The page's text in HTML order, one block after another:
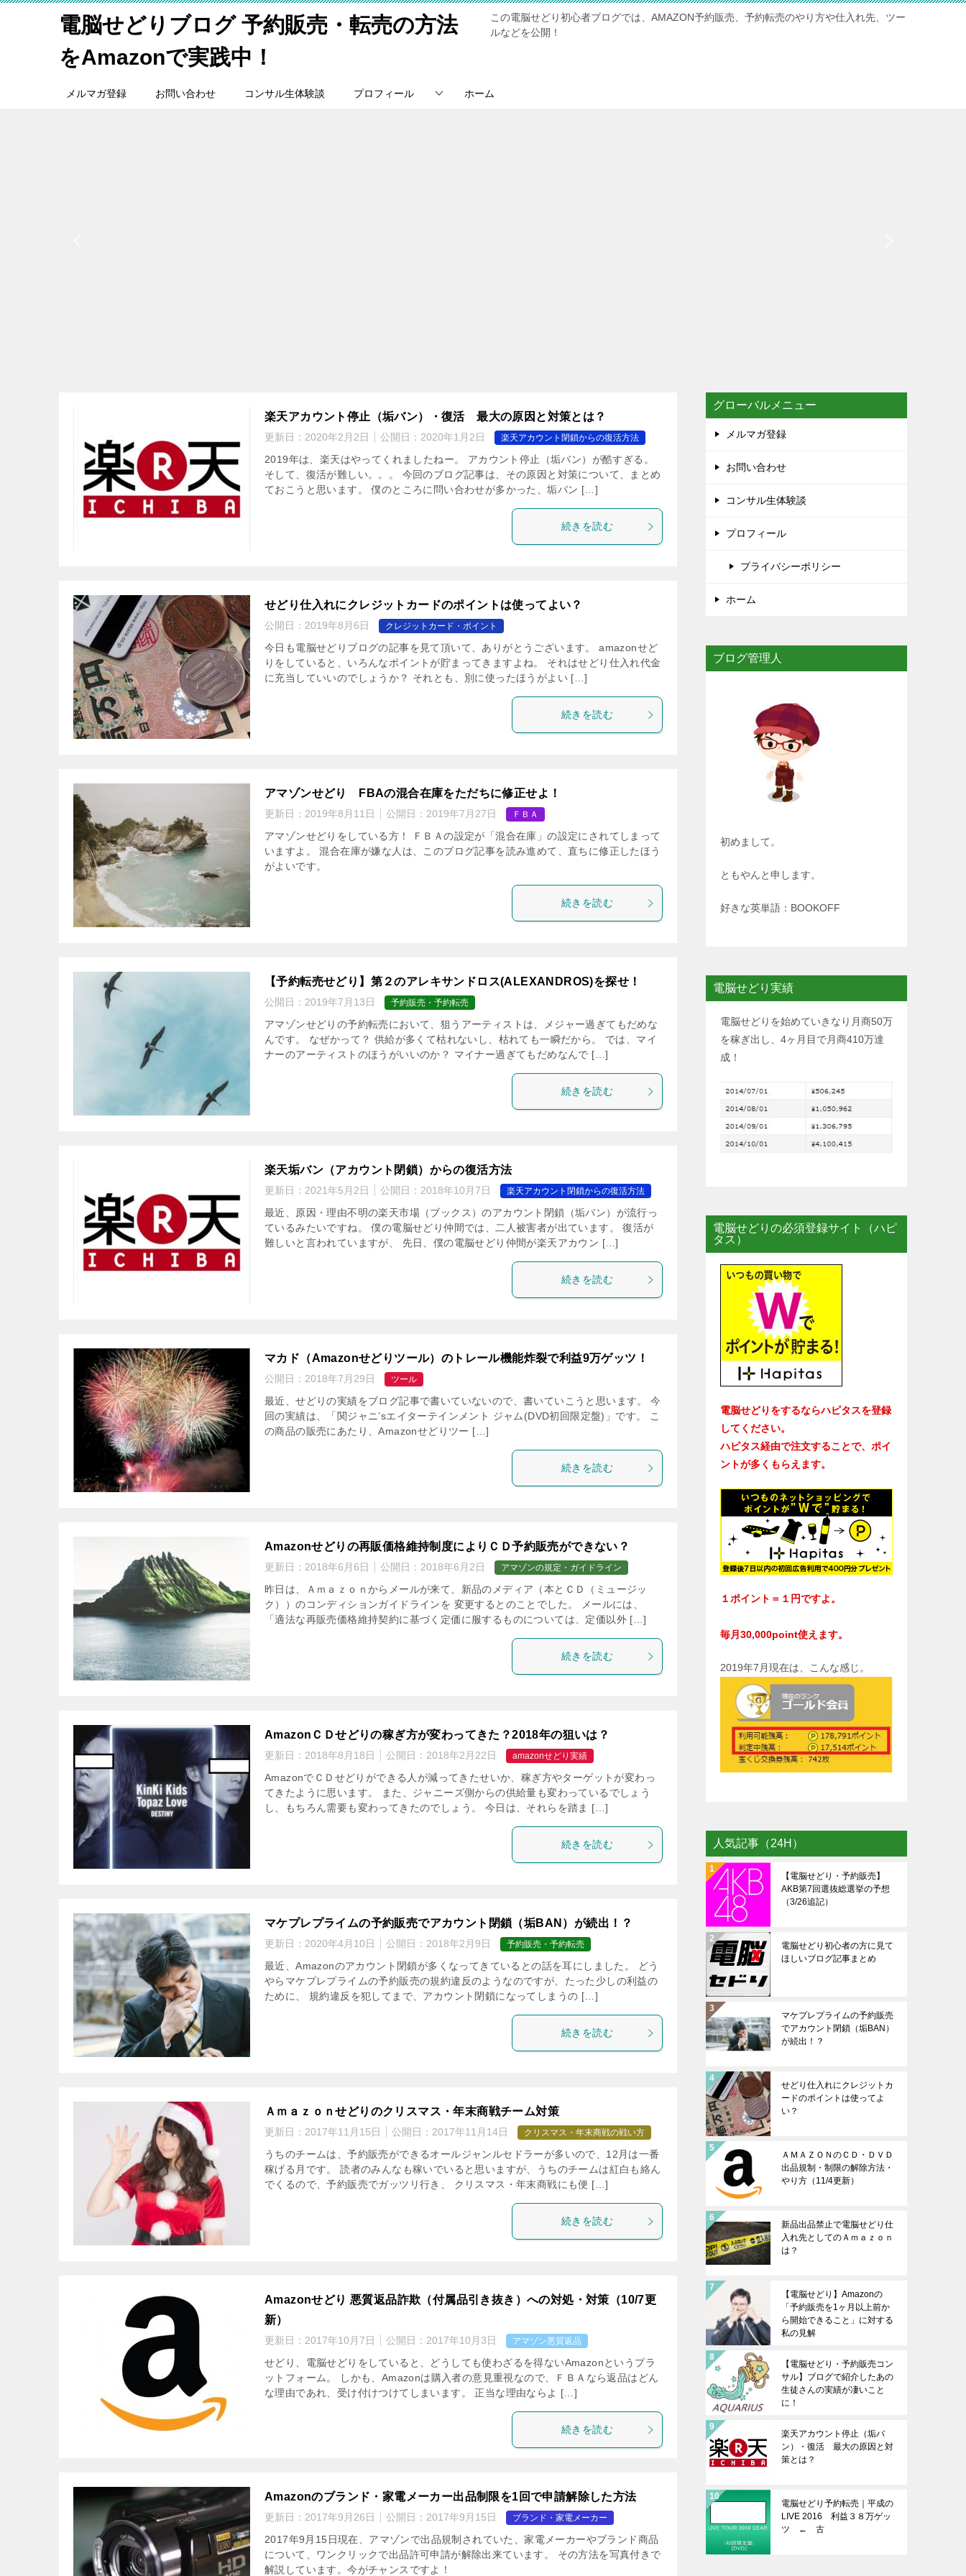
電脳せどりブログ 予約販売・転売の方法
をAmazonで実践中！
この電脳せどり初心者ブログでは、AMAZON予約販売、予約転売のやり方や仕入れ先、ツー
ルなどを公開！
メルマガ登録 お問い合わせ コンサル生体験談 プロフィール ホーム
楽天アカウント停止（垢バン）・復活 最大の原因と対策とは？
更新日： 2020年2月2日 公開日： 2020年1月2日 楽天アカウント閉鎖からの復活方法
2019年は、楽天はやってくれましたねー。 アカウント停止（垢バン）が酷すぎる。
そして、復活が難しい。。。 今回のブログ記事は、その原因と対策について、まとめ
ておこうと思います。 僕のところに問い合わせが多かった、垢バン […]
続きを読む
せどり仕入れにクレジットカードのポイントは使ってよい？
公開日： 2019年8月6日 クレジットカード・ポイント
今日も電脳せどりブログの記事を見て頂いて、ありがとうございます。 amazonせど
りをしていると、いろんなポイントが貯まってきますよね。 それはせどり仕入れ代金
に充当していいのでしょうか？ それとも、別に使ったほうがよい […]
続きを読む
アマゾンせどり FBAの混合在庫をただちに修正せよ！
更新日： 2019年8月11日 公開日： 2019年7月27日 ＦＢＡ
アマゾンせどりをしている方！ ＦＢＡの設定が「混合在庫」の設定にされてしまって
いますよ。 混合在庫が嫌な人は、このブログ記事を読み進めて、直ちに修正したほう
がよいです。
続きを読む
【予約転売せどり】第２のアレキサンドロス(ALEXANDROS)を探せ！
公開日： 2019年7月13日 予約販売・予約転売
アマゾンせどりの予約転売において、狙うアーティストは、メジャー過ぎてもだめな
んです。 なぜかって？ 供給が多くて枯れないし、枯れても一瞬だから。 では、マイ
ナーのアーティストのほうがいいのか？ マイナー過ぎてもだめなんで […]
続きを読む
楽天垢バン（アカウント閉鎖）からの復活方法
更新日： 2021年5月2日 公開日： 2018年10月7日 楽天アカウント閉鎖からの復活方法
最近、原因・理由不明の楽天市場（ブックス）のアカウント閉鎖（垢バン）が流行っ
ているみたいですね。 僕の電脳せどり仲間では、二人被害者が出ています。 復活が
難しいと言われていますが、 先日、僕の電脳せどり仲間が楽天アカウン […]
続きを読む
マカド（Amazonせどりツール）のトレール機能炸裂で利益9万ゲッツ！
公開日： 2018年7月29日 ツール
最近、せどりの実績をブログ記事で書いていないので、書いていこうと思います。 今
回の実績は、「関ジャニ’sエイターテインメント ジャム(DVD初回限定盤)」です。 こ
の商品の販売にあたり、Amazonせどりツー […]
続きを読む
Amazonせどりの再販価格維持制度によりＣＤ予約販売ができない？
更新日： 2018年6月6日 公開日： 2018年6月2日 アマゾンの規定・ガイドライン
昨日は、Ａｍａｚｏｎからメールが来て、新品のメディア（本とＣＤ（ミュージッ
ク））のコンディションガイドラインを 変更するとのことでした。 メールには、
「適法な再販売価格維持契約に基づく定価に服するものについては、定価以外 […]
続きを読む
AmazonＣＤせどりの稼ぎ方が変わってきた？2018年の狙いは？
更新日： 2018年8月18日 公開日： 2018年2月22日 amazonせどり実績
AmazonでＣＤせどりができる人が減ってきたせいか、稼ぎ方やターゲットが変わっ
てきたように思います。 また、ジャニーズ側からの供給量も変わっているでしょう
し、もちろん需要も変わってきたのでしょう。 今日は、それらを踏ま […]
続きを読む
マケプレプライムの予約販売でアカウント閉鎖（垢BAN）が続出！？
更新日： 2020年4月10日 公開日： 2018年2月9日 予約販売・予約転売
最近、Amazonのアカウント閉鎖が多くなってきているとの話を耳にしました。 どう
やらマケプレプライムの予約販売の規約違反のようなのですが、たった少しの利益の
ために、 規約違反を犯してまで、アカウント閉鎖になってしまうの […]
続きを読む
Ａｍａｚｏｎせどりのクリスマス・年末商戦チーム対策
更新日： 2017年11月15日 公開日： 2017年11月14日 クリスマス・年末商戦の戦い方
うちのチームは、予約販売ができるオールジャンルセドラーが多いので、12月は一番
稼げる月です。 読者のみんなも稼いでいると思いますが、うちのチームは紅白も絡ん
でくるので、予約販売でガッツリ行き、 クリスマス・年末商戦にも便 […]
続きを読む
Amazonせどり 悪質返品詐欺（付属品引き抜き）への対処・対策（10/7更
新）
更新日： 2017年10月7日 公開日： 2017年10月3日 アマゾン悪質返品
せどり、電脳せどりをしていると、どうしても使わざるを得ないAmazonというプラ
ットフォーム。 しかも、Amazonは購入者の意見重視なので、ＦＢＡなら返品はどん
な理由であれ、受け付けつけてしまいます。 正当な理由ならよ […]
続きを読む
Amazonのブランド・家電メーカー出品制限を1回で申請解除した方法
更新日： 2017年9月26日 公開日： 2017年9月15日 ブランド・家電メーカー
2017年9月15日現在、アマゾンで出品規制されていた、家電メーカーやブランド商品
について、ワンクリックで出品許可申請が解除出来ています。 その方法を写真付きで
解説しています。今がチャンスですよ！
グローバルメニュー
メルマガ登録
お問い合わせ
コンサル生体験談
プロフィール
プライバシーポリシー
ホーム
ブログ管理人
初めまして。
ともやんと申します。
好きな英単語：BOOKOFF
電脳せどり実績
電脳せどりを始めていきなり月商50万
を稼ぎ出し、4ヶ月目で月商410万達
成！
電脳せどりの必須登録サイト（ハピ
タス）
電脳せどりをするならハピタスを登録
してください。
ハピタス経由で注文することで、ポイ
ントが多くもらえます。
１ポイント＝１円ですよ。
毎月30,000point使えます。
2019年7月現在は、こんな感じ。
人気記事（24H）
【電脳せどり・予約販売】
AKB第7回選抜総選挙の予想
（3/26追記）
電脳せどり初心者の方に見て
ほしいブログ記事まとめ
マケプレプライムの予約販売
でアカウント閉鎖（垢BAN）
が続出！？
せどり仕入れにクレジットカ
ードのポイントは使ってよ
い？
ＡＭＡＺＯＮのＣＤ・ＤＶＤ
出品規制・制限の解除方法・
やり方（11/4更新）
新品出品禁止で電脳せどり仕
入れ先としてのＡｍａｚｏｎ
は？
【電脳せどり】Amazonの
「予約販売を1ヶ月以上前か
ら開始できること」に対する
私の見解
【電脳せどり・予約販売コン
サル】ブログで紹介したあの
生徒さんの実績が凄いこと
に！
楽天アカウント停止（垢バ
ン）・復活 最大の原因と対
策とは？
電脳せどり予約転売｜平成の
LIVE 2016 利益３８万ゲッ
ツ ← 古